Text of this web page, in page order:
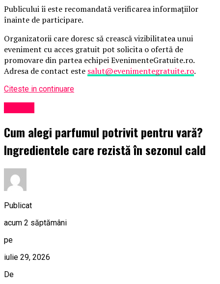
Publicului îi este recomandată verificarea informațiilor
înainte de participare.
Organizatorii care doresc să crească vizibilitatea unui
eveniment cu acces gratuit pot solicita o ofertă de
promovare din partea echipei EvenimenteGratuite.ro.
Adresa de contact este salut@evenimentegratuite.ro.
Citeste in continuare
Cum alegi parfumul potrivit pentru vară?
Ingredientele care rezistă în sezonul cald
Publicat
acum 2 săptămâni
pe
iulie 29, 2026
De